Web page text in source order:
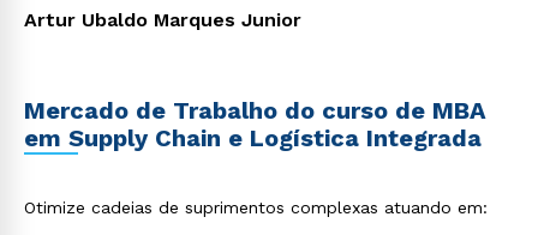
Artur Ubaldo Marques Junior
Mercado de Trabalho do curso de MBA
em Supply Chain e Logística Integrada
Otimize cadeias de suprimentos complexas atuando em: